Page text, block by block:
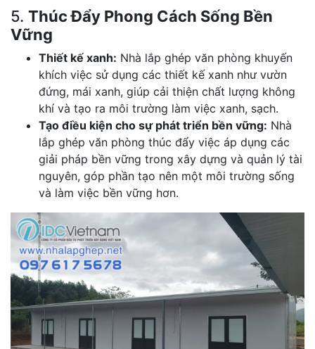
5. Thúc Đẩy Phong Cách Sống Bền
Vững
Thiết kế xanh: Nhà lắp ghép văn phòng khuyến
khích việc sử dụng các thiết kế xanh như vườn
đứng, mái xanh, giúp cải thiện chất lượng không
khí và tạo ra môi trường làm việc xanh, sạch.
Tạo điều kiện cho sự phát triển bền vững: Nhà
lắp ghép văn phòng thúc đẩy việc áp dụng các
giải pháp bền vững trong xây dựng và quản lý tài
nguyên, góp phần tạo nên một môi trường sống
và làm việc bền vững hơn.